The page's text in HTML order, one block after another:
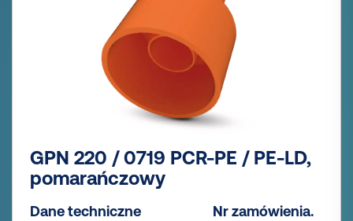
GPN 220 / 0719 PCR-PE / PE-LD,
pomarańczowy
Dane techniczne
Nr zamówienia.